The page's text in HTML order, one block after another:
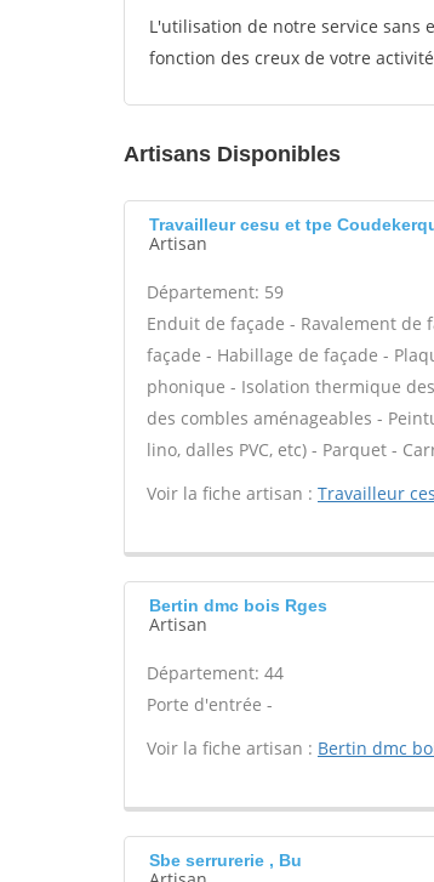
L'utilisation de notre service sans
fonction des creux de votre
Artisans Disponibles
Travailleur cesu et tpe
Artisan
Département: 59
Enduit de façade - Ravalement
façade - Habillage de façade -
phonique - Isolation thermique
des combles aménageables -
lino, dalles PVC, etc) - Parquet -
Voir la fiche artisan : Travailleur
Bertin dmc bois Rges
Artisan
Département: 44
Porte d'entrée -
Voir la fiche artisan : Bertin dmc
Sbe serrurerie , Bu